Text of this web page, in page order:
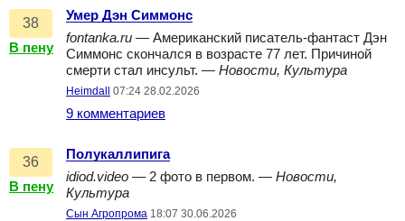
38
В пену
Умер Дэн Симмонс
fontanka.ru — Американский писатель-фантаст Дэн
Симмонс скончался в возрасте 77 лет. Причиной
смерти стал инсульт. — Новости, Культура
Heimdall 07:24 28.02.2026
9 комментариев
36
В пену
Полукаллипига
idiod.video — 2 фото в первом. — Новости,
Культура
Сын Агропрома 18:07 30.06.2026